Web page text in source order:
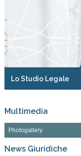
Lo Studio Legale
Multimedia
Photogallery
News Giuridiche